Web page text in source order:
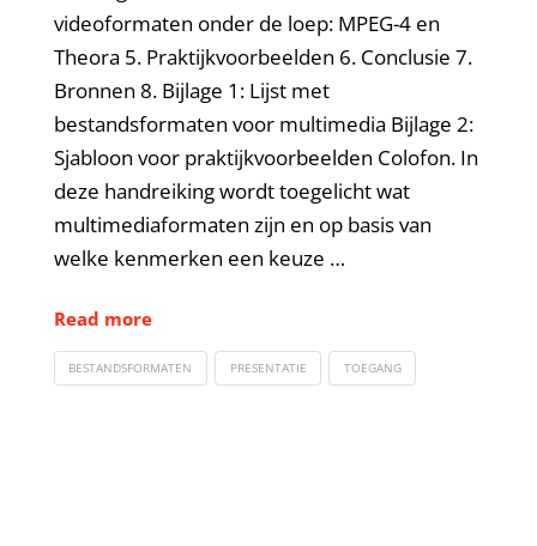
videoformaten onder de loep: MPEG-4 en
Theora 5. Praktijkvoorbeelden 6. Conclusie 7.
Bronnen 8. Bijlage 1: Lijst met
bestandsformaten voor multimedia Bijlage 2:
Sjabloon voor praktijkvoorbeelden Colofon. In
deze handreiking wordt toegelicht wat
multimediaformaten zijn en op basis van
welke kenmerken een keuze …
Read more
BESTANDSFORMATEN PRESENTATIE TOEGANG